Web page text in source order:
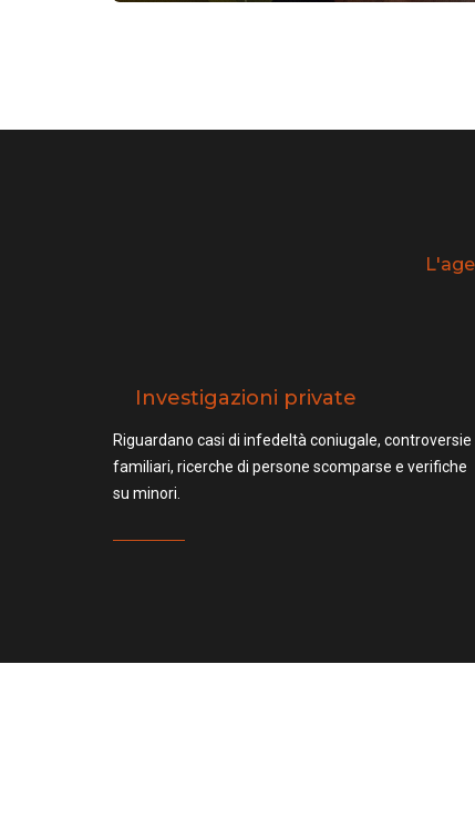
Investigazioni private
Riguardano casi di infedeltà coniugale, controversie
familiari, ricerche di persone scomparse e verifiche
su minori.